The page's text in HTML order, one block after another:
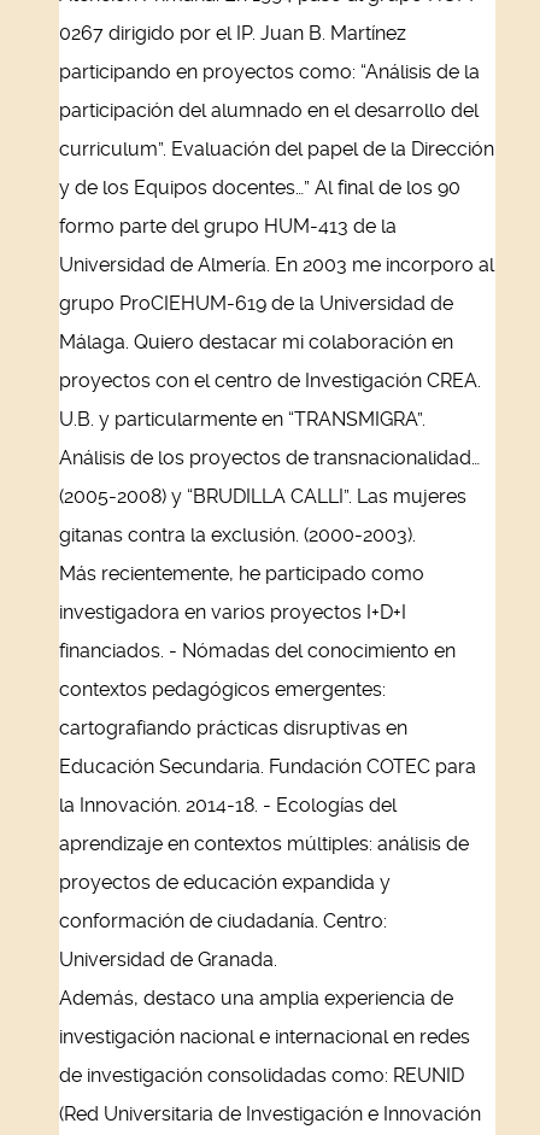
0267 dirigido por el IP. Juan B. Martínez
participando en proyectos como: “Análisis de la
participación del alumnado en el desarrollo del
curriculum”. Evaluación del papel de la Dirección
y de los Equipos docentes…” Al final de los 90
formo parte del grupo HUM-413 de la
Universidad de Almería. En 2003 me incorporo al
grupo ProCIEHUM-619 de la Universidad de
Málaga. Quiero destacar mi colaboración en
proyectos con el centro de Investigación CREA.
U.B. y particularmente en “TRANSMIGRA”.
Análisis de los proyectos de transnacionalidad…
(2005-2008) y “BRUDILLA CALLI”. Las mujeres
gitanas contra la exclusión. (2000-2003).
Más recientemente, he participado como
investigadora en varios proyectos I+D+I
financiados. - Nómadas del conocimiento en
contextos pedagógicos emergentes:
cartografiando prácticas disruptivas en
Educación Secundaria. Fundación COTEC para
la Innovación. 2014-18. - Ecologías del
aprendizaje en contextos múltiples: análisis de
proyectos de educación expandida y
conformación de ciudadanía. Centro:
Universidad de Granada.
Además, destaco una amplia experiencia de
investigación nacional e internacional en redes
de investigación consolidadas como: REUNID
(Red Universitaria de Investigación e Innovación